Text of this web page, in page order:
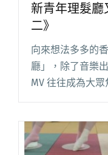
新青年理髮廳又有新
二》
向來想法多多的
廳」，除了音樂
MV 往往成為大
寫新歌並不是難